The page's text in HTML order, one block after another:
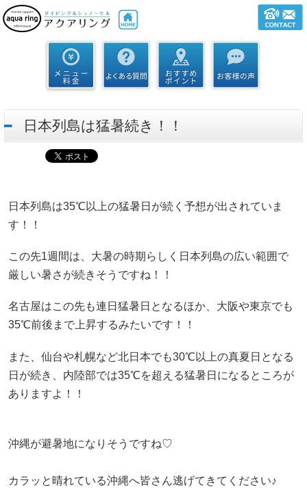
日本列島は猛暑続き！！
日本列島は35℃以上の猛暑日が続く予想が出されていま
す！！
この先1週間は、大暑の時期らしく日本列島の広い範囲で
厳しい暑さが続きそうですね！！
名古屋はこの先も連日猛暑日となるほか、大阪や東京でも
35℃前後まで上昇するみたいです！！
また、仙台や札幌など北日本でも30℃以上の真夏日となる
日が続き、内陸部では35℃を超える猛暑日になるところが
ありますよ！！
沖縄が避暑地になりそうですね♡
カラッと晴れている沖縄へ皆さん逃げてきてください♪